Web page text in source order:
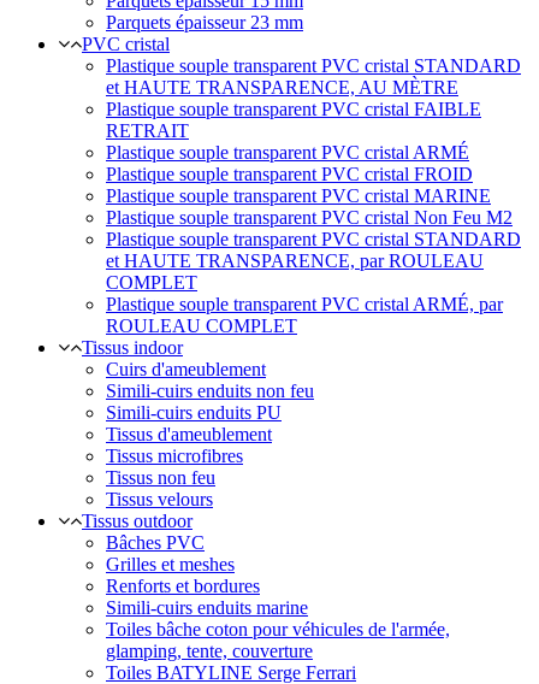
Parquets épaisseur 23 mm
PVC cristal
Plastique souple transparent PVC cristal STANDARD
et HAUTE TRANSPARENCE, AU MÈTRE
Plastique souple transparent PVC cristal FAIBLE
RETRAIT
Plastique souple transparent PVC cristal ARMÉ
Plastique souple transparent PVC cristal FROID
Plastique souple transparent PVC cristal MARINE
Plastique souple transparent PVC cristal Non Feu M2
Plastique souple transparent PVC cristal STANDARD
et HAUTE TRANSPARENCE, par ROULEAU
COMPLET
Plastique souple transparent PVC cristal ARMÉ, par
ROULEAU COMPLET
Tissus indoor
Cuirs d'ameublement
Simili-cuirs enduits non feu
Simili-cuirs enduits PU
Tissus d'ameublement
Tissus microfibres
Tissus non feu
Tissus velours
Tissus outdoor
Bâches PVC
Grilles et meshes
Renforts et bordures
Simili-cuirs enduits marine
Toiles bâche coton pour véhicules de l'armée,
glamping, tente, couverture
Toiles BATYLINE Serge Ferrari